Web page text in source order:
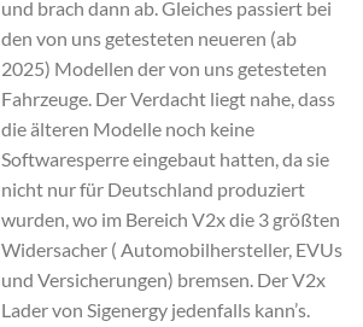
und brach dann ab. Gleiches passiert bei
den von uns getesteten neueren (ab
2025) Modellen der von uns getesteten
Fahrzeuge. Der Verdacht liegt nahe, dass
die älteren Modelle noch keine
Softwaresperre eingebaut hatten, da sie
nicht nur für Deutschland produziert
wurden, wo im Bereich V2x die 3 größten
Widersacher ( Automobilhersteller, EVUs
und Versicherungen) bremsen. Der V2x
Lader von Sigenergy jedenfalls kann’s.